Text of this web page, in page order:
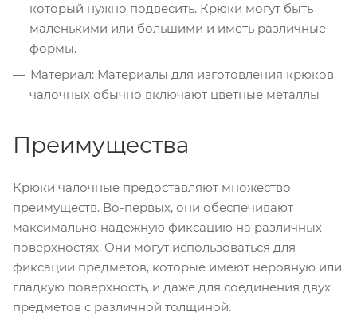
который нужно подвесить. Крюки могут быть
маленькими или большими и иметь различные
формы.
Материал: Материалы для изготовления крюков
чалочных обычно включают цветные металлы
Преимущества
Крюки чалочные предоставляют множество
преимуществ. Во-первых, они обеспечивают
максимально надежную фиксацию на различных
поверхностях. Они могут использоваться для
фиксации предметов, которые имеют неровную или
гладкую поверхность, и даже для соединения двух
предметов с различной толщиной.